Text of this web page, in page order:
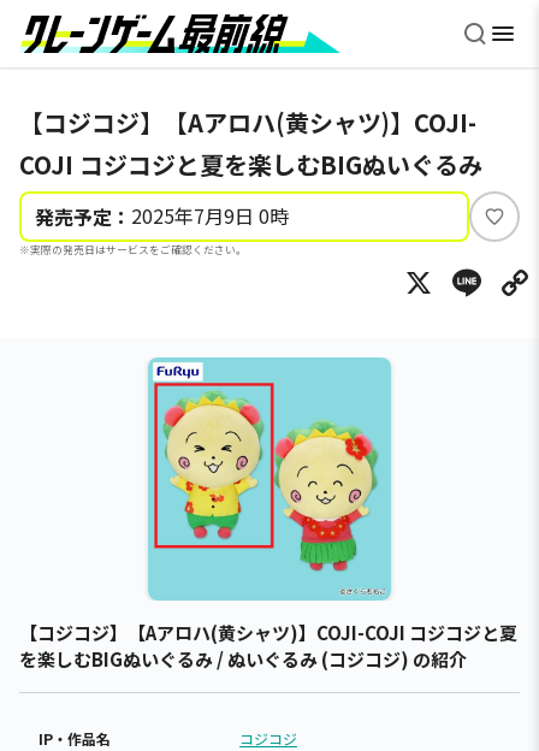
【コジコジ】【Aアロハ(黄シャツ)】COJI-
COJI コジコジと夏を楽しむBIGぬいぐるみ
発売予定： 2025年7月9日 0時
※実際の発売日はサービスをご確認ください。
い
ね
X
【コジコジ】【Aアロハ(黄シャツ)】COJI-COJI コジコジと夏
を楽しむBIGぬいぐるみ / ぬいぐるみ (コジコジ) の紹介
IP・作品名 コジコジ